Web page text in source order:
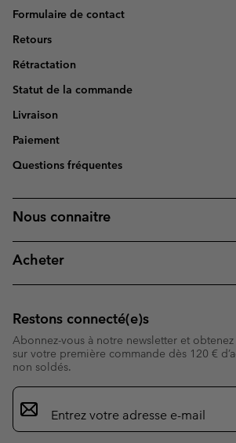
Formulaire de contact
Retours
Rétractation
Statut de la commande
Livraison
Paiement
Questions fréquentes
Nous connaitre
Acheter
Restons connecté(e)s
Abonnez-vous à notre newsletter et
sur votre première commande dès 120 €
non soldés.
Inscription
par
e-